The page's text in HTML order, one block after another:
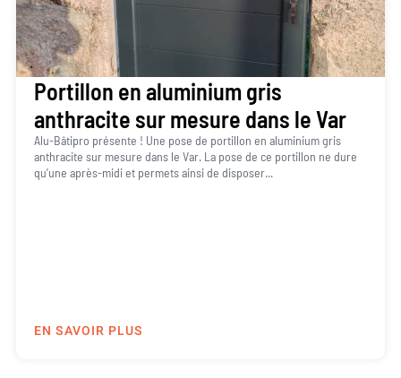
Portillon en aluminium gris
anthracite sur mesure dans le Var
Alu-Bâtipro présente ! Une pose de portillon en aluminium gris
anthracite sur mesure dans le Var. La pose de ce portillon ne dure
qu’une après-midi et permets ainsi de disposer...
EN SAVOIR PLUS